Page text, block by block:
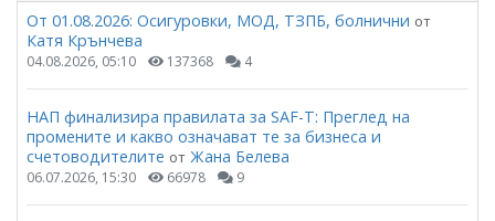
От 01.08.2026: Осигуровки, МОД, ТЗПБ, болнични от
Катя Крънчева
04.08.2026, 05:10 137368 4
НАП финализира правилата за SAF-T: Преглед на
промените и какво означават те за бизнеса и
счетоводителите от Жана Белева
06.07.2026, 15:30 66978 9